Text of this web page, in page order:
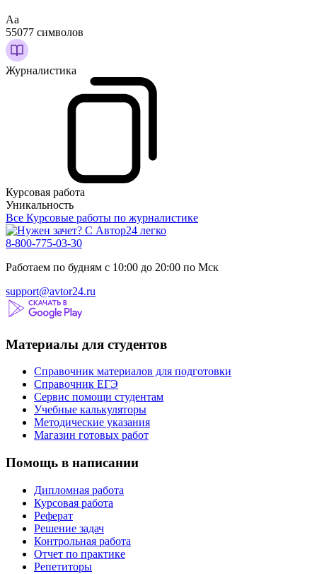
Аа
55077 символов
Журналистика
Курсовая работа
Уникальность
Все Курсовые работы по журналистике
8-800-775-03-30
Работаем по будням с 10:00 до 20:00 по Мск
support@avtor24.ru
Материалы для студентов
Справочник материалов для подготовки
Справочник ЕГЭ
Сервис помощи студентам
Учебные калькуляторы
Методические указания
Магазин готовых работ
Помощь в написании
Дипломная работа
Курсовая работа
Реферат
Решение задач
Контрольная работа
Отчет по практике
Репетиторы